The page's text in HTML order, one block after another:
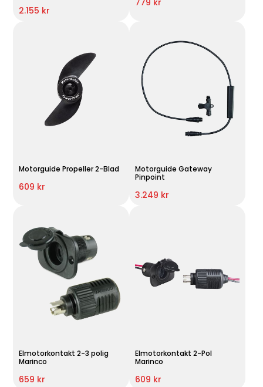
2.155 kr
Motorguide Propeller 2-Blad
609 kr
Motorguide Gateway
Pinpoint
3.249 kr
Elmotorkontakt 2-3 polig
Marinco
659 kr
Elmotorkontakt 2-Pol
Marinco
609 kr